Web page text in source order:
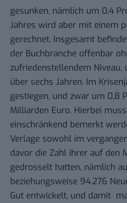
gesunken, nämlich um 0,4
Jahres wird aber mit einem
gerechnet. Insgesamt
der Buchbranche offenbar
zufriedenstellendem Niveau,
über sechs Jahren. Im
gestiegen, und zwar um 0,8
Milliarden Euro. Hierbei
einschränkend bemerkt
Verlage sowohl im
davor die Zahl ihrer auf den
gedrosselt hatten, nämlich
beziehungsweise 94.276
Gut entwickelt, und damit